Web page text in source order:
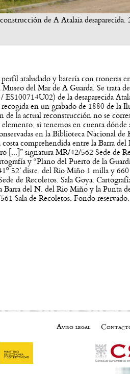
de A Atalaia desaparecida.
ataludado y batería con troneras
del Mar de A Guarda. Se trata
de la desaparecida
en un grabado de 1880 de la
de la actual reconstrucción no se
si tenemos en cuenta dónde
en la Biblioteca Nacional de
comprehendida entre la Barra
[...]” signatura MR/42/562 Sede de
y “Plano del Puerto de la
52’ diste. del Rio Miño 1 milla y 660
de Recoletos. Sala Goya.
Barra del N. del Rio Miño y la Punta
Sala de Recoletos. Fondo reservado.
Aviso legal